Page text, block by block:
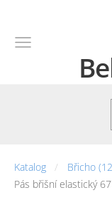
Katalog
Břicho
Pás břišní elastický